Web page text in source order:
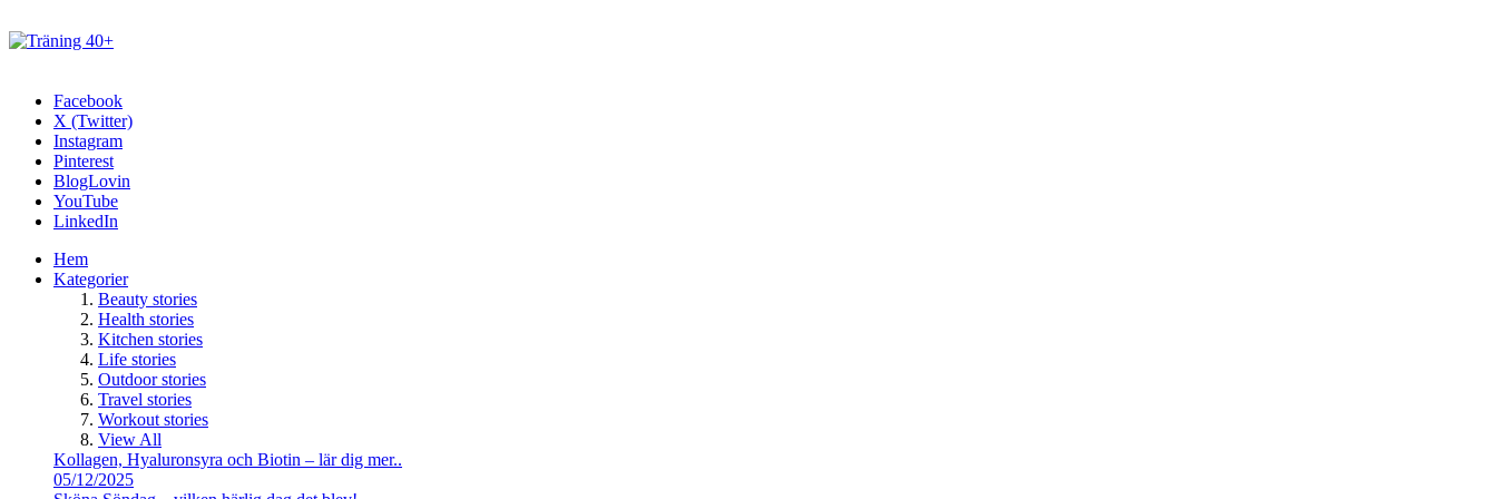
Facebook
X (Twitter)
Instagram
Pinterest
BlogLovin
YouTube
LinkedIn
Hem
Kategorier
Beauty stories
Health stories
Kitchen stories
Life stories
Outdoor stories
Travel stories
Workout stories
View All
Kollagen, Hyaluronsyra och Biotin – lär dig mer..
05/12/2025